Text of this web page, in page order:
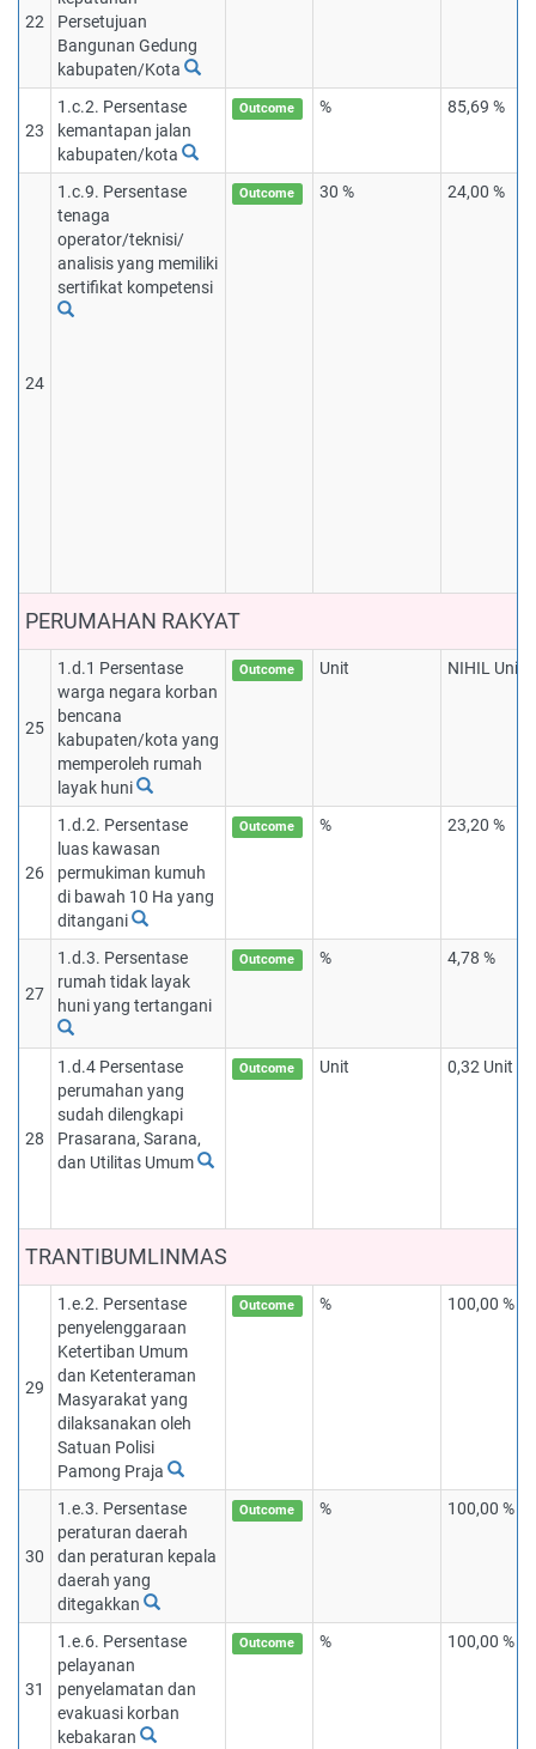
22
Persetujuan
Bangunan Gedung
kabupaten/Kota
23
1.c.2. Persentase
kemantapan jalan
kabupaten/kota
Outcome % 85,69 %
24
1.c.9. Persentase
tenaga
operator/teknisi/
analisis yang memiliki
sertifikat kompetensi
Outcome 30 % 24,00 %
PERUMAHAN RAKYAT
25
1.d.1 Persentase
warga negara korban
bencana
kabupaten/kota yang
memperoleh rumah
layak huni
Outcome Unit NIHIL Unit
26
1.d.2. Persentase
luas kawasan
permukiman kumuh
di bawah 10 Ha yang
ditangani
Outcome % 23,20 %
27
1.d.3. Persentase
rumah tidak layak
huni yang tertangani
Outcome % 4,78 %
28
1.d.4 Persentase
perumahan yang
sudah dilengkapi
Prasarana, Sarana,
dan Utilitas Umum
Outcome Unit 0,32 Unit
TRANTIBUMLINMAS
29
1.e.2. Persentase
penyelenggaraan
Ketertiban Umum
dan Ketenteraman
Masyarakat yang
dilaksanakan oleh
Satuan Polisi
Pamong Praja
Outcome % 100,00 %
30
1.e.3. Persentase
peraturan daerah
dan peraturan kepala
daerah yang
ditegakkan
Outcome % 100,00 %
31
1.e.6. Persentase
pelayanan
penyelamatan dan
evakuasi korban
kebakaran
Outcome % 100,00 %